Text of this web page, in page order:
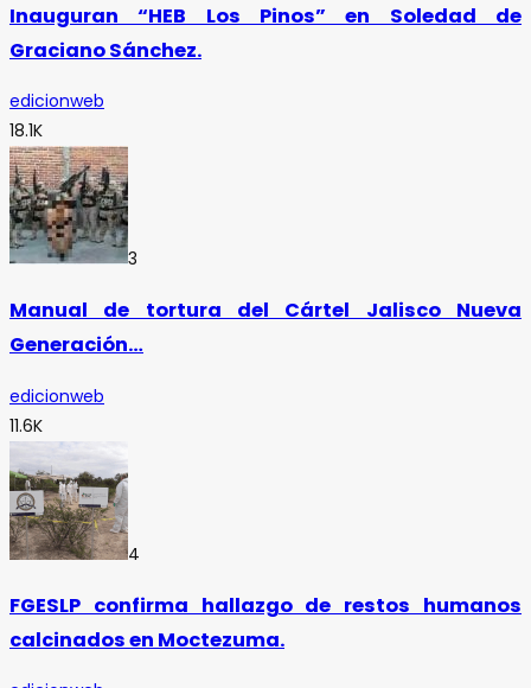
Inauguran “HEB Los Pinos” en Soledad de
Graciano Sánchez.
edicionweb
18.1K
3
Manual de tortura del Cártel Jalisco Nueva
Generación…
edicionweb
11.6K
4
FGESLP confirma hallazgo de restos humanos
calcinados en Moctezuma.